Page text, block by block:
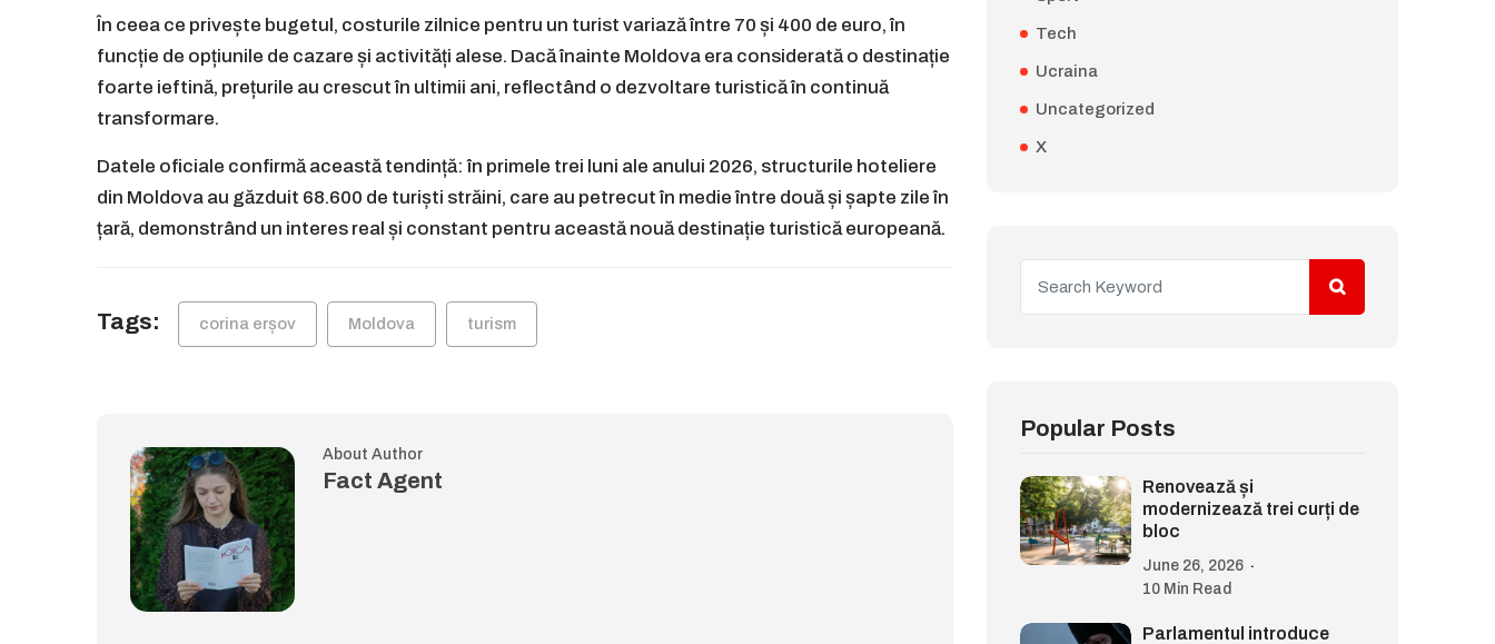
În ceea ce privește bugetul, costurile zilnice pentru un turist variază între 70 și 400 de euro, în
funcție de opțiunile de cazare și activități alese. Dacă înainte Moldova era considerată o destinație
foarte ieftină, prețurile au crescut în ultimii ani, reflectând o dezvoltare turistică în continuă
transformare.
Datele oficiale confirmă această tendință: în primele trei luni ale anului 2026, structurile hoteliere
din Moldova au găzduit 68.600 de turiști străini, care au petrecut în medie între două și șapte zile în
țară, demonstrând un interes real și constant pentru această nouă destinație turistică europeană.
Tags: corina erșov Moldova turism
About Author
Fact Agent
Tech
Ucraina
Uncategorized
X
Popular Posts
Renovează și
modernizează trei curți de
bloc
June 26, 2026
10 Min Read
Parlamentul introduce